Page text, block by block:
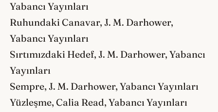
Yabancı Yayınları
Ruhundaki Canavar, J. M. Darhower,
Yabancı Yayınları
Sırtımızdaki Hedef, J. M. Darhower, Yabancı
Yayınları
Sempre, J. M. Darhower, Yabancı Yayınları
Yüzleşme, Calia Read, Yabancı Yayınları